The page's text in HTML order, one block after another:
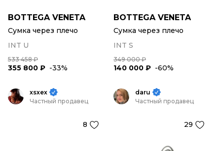
BOTTEGA VENETA
Сумка через плечо
INT U
533 458 ₽
355 800 ₽ -33%
BOTTEGA VENETA
Сумка через плечо
INT S
349 000 ₽
140 000 ₽ -60%
xsxex
Частный продавец
8
daru
Частный продавец
29